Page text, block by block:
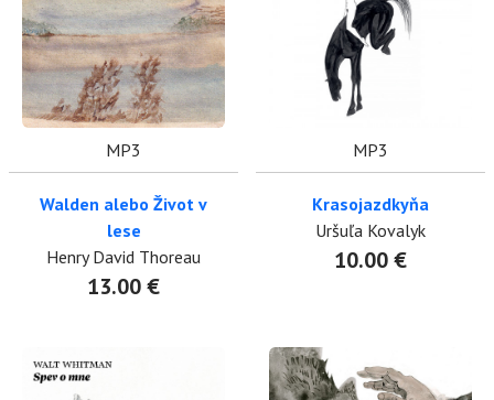
MP3
Walden alebo Život v
lese
Henry David Thoreau
13.00 €
MP3
Krasojazdkyňa
Uršuľa Kovalyk
10.00 €